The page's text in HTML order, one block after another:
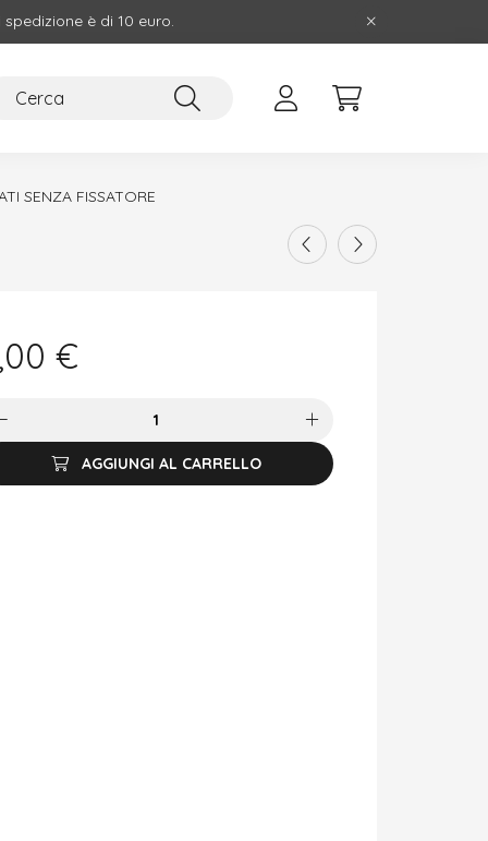
è di 10 euro.
SENZA FISSATORE
€
AGGIUNGI AL CARRELLO